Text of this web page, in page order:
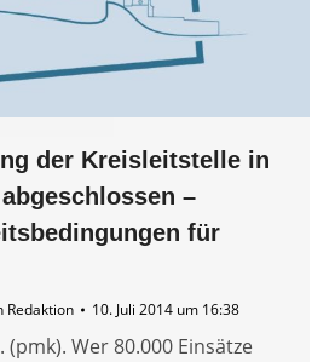
der Kreisleitstelle in
–
für
Redaktion 10. Juli 2014 um 16:38
Wer 80.000 Einsätze